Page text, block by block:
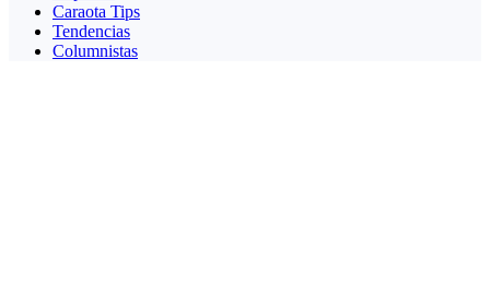
Caraota Tips
Tendencias
Columnistas